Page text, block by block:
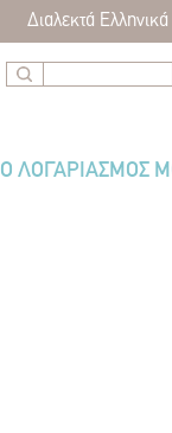
Διαλεκτά
Ο ΛΟΓΑΡΙΑΣΜΟΣ